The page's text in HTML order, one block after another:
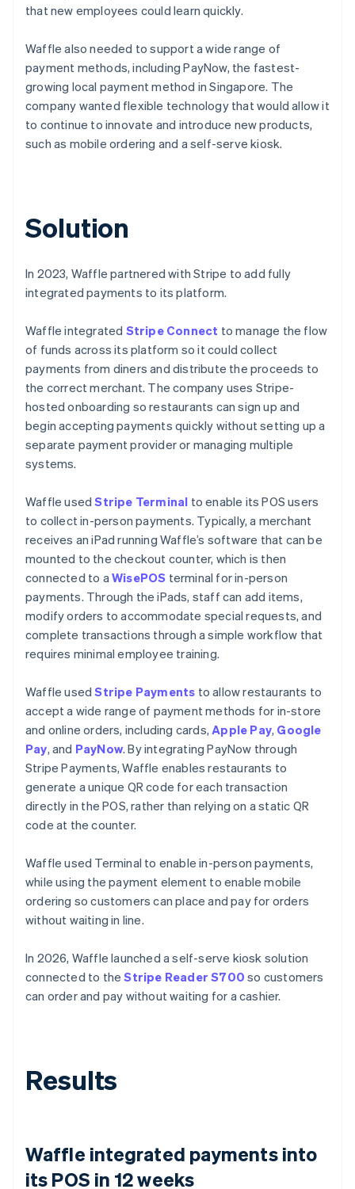
that new employees could learn quickly.
Waffle also needed to support a wide range of
payment methods, including PayNow, the fastest-
growing local payment method in Singapore. The
company wanted flexible technology that would allow it
to continue to innovate and introduce new products,
such as mobile ordering and a self-serve kiosk.
Solution
In 2023, Waffle partnered with Stripe to add fully
integrated payments to its platform.
Waffle integrated Stripe Connect to manage the flow
of funds across its platform so it could collect
payments from diners and distribute the proceeds to
the correct merchant. The company uses Stripe-
hosted onboarding so restaurants can sign up and
begin accepting payments quickly without setting up a
separate payment provider or managing multiple
systems.
Waffle usedStripe Terminal to enable its POS users
to collect in-person payments. Typically, a merchant
receives an iPad running Waffle’s software that can be
mounted to the checkout counter, which is then
connected to a WisePOS terminal for in-person
payments. Through the iPads, staff can add items,
modify orders to accommodate special requests, and
complete transactions through a simple workflow that
requires minimal employee training.
Waffle usedStripe Payments to allow restaurants to
accept a wide range of payment methods for in-store
and online orders, including cards, Apple Pay, Google
Pay, and PayNow. By integrating PayNow through
Stripe Payments, Waffle enables restaurants to
generate a unique QR code for each transaction
directly in the POS, rather than relying on a static QR
code at the counter.
Waffle used Terminal to enable in-person payments,
while using the payment element to enable mobile
ordering so customers can place and pay for orders
without waiting in line.
In 2026, Waffle launched a self-serve kiosk solution
connected to theStripe Reader S700 so customers
can order and pay without waiting for a cashier.
Results
Waffle integrated payments into
its POS in 12 weeks